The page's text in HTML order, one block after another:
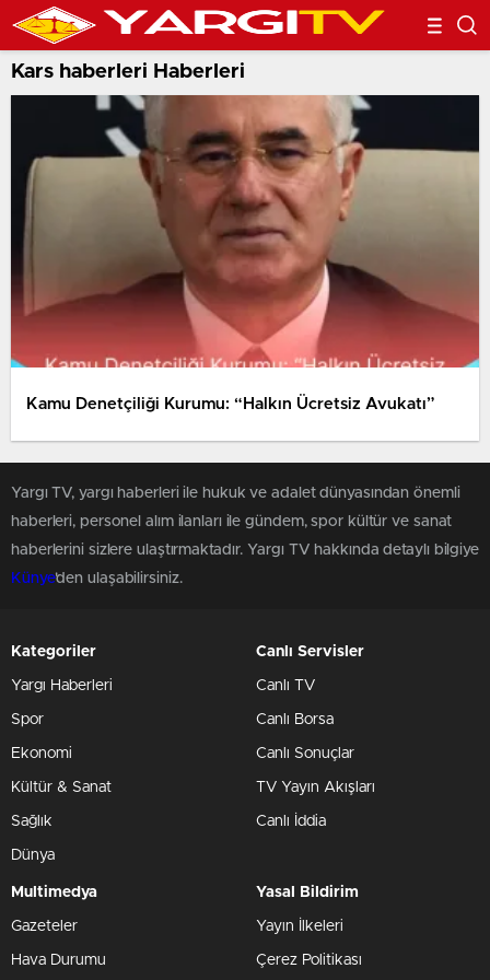
Kars haberleri Haberleri
Kamu Denetçiliği Kurumu: “Halkın Ücretsiz Avukatı”
Yargı TV, yargı haberleri ile hukuk ve adalet dünyasından önemli
haberleri, personel alım ilanları ile gündem, spor kültür ve sanat
haberlerini sizlere ulaştırmaktadır. Yargı TV hakkında detaylı bilgiye
Künye'den ulaşabilirsiniz.
Kategoriler
Yargı Haberleri
Spor
Ekonomi
Kültür & Sanat
Sağlık
Dünya
Canlı Servisler
Canlı TV
Canlı Borsa
Canlı Sonuçlar
TV Yayın Akışları
Canlı İddia
Multimedya
Gazeteler
Hava Durumu
Yasal Bildirim
Yayın İlkeleri
Çerez Politikası